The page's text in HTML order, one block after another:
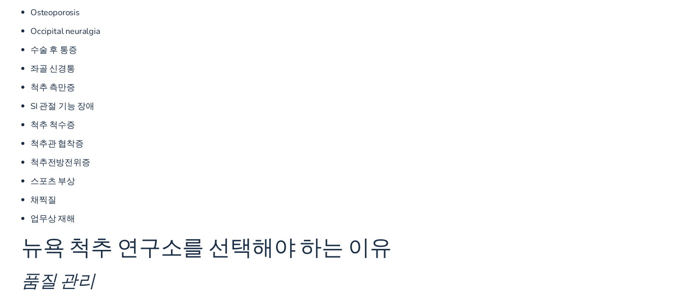
Osteoporosis
Occipital neuralgia
수술 후 통증
좌골 신경통
척추 측만증
SI 관절 기능 장애
척추 척수증
척추관 협착증
척추전방전위증
스포츠 부상
채찍질
업무상 재해
뉴욕 척추 연구소를 선택해야 하는 이유
품질 관리